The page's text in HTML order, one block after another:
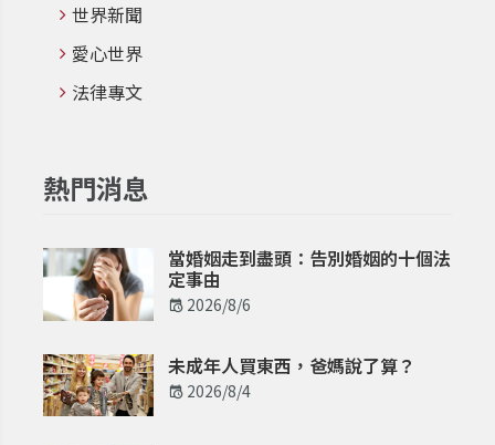
世界新聞
愛心世界
法律專文
熱門消息
當婚姻走到盡頭：告別婚姻的十個法
定事由
2026/8/6
未成年人買東西，爸媽說了算？
2026/8/4